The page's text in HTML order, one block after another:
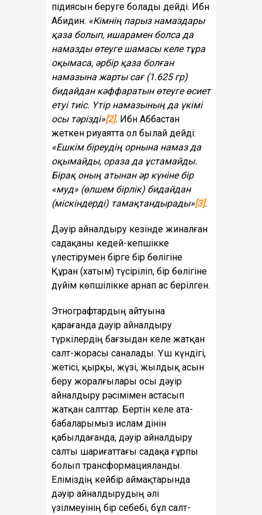
підиясын беруге болады дейді. Ибн
Абидин: «Кімнің парыз намаздары
қаза болып, ишарамен болса да
намазды өтеуге шамасы келе тұра
оқымаса, әрбір қаза болған
намазына жарты сағ (1.625 гр)
бидайдан кәффаратын өтеуге өсиет
етуі тиіс. Үтір намазының да үкімі
осы тәрізді»[2]. Ибн Аббастан
жеткен риуаятта ол былай дейді:
«Ешкім біреудің орнына намаз да
оқымайды, ораза да ұстамайды.
Бірақ оның атынан әр күніне бір
«муд» (өлшем бірлік) бидайдан
(міскіндерді) тамақтандырады»[3].
Дәуір айналдыру кезінде жиналған
садақаны кедей-кепшікке
үлестірумен бірге бір бөлігіне
Құран (хатым) түсіріліп, бір бөлігіне
дүйім көпшілікке арнап ас берілген.
Этнографтардың айтуына
қарағанда дәуір айналдыру
түркілердің бағзыдан келе жатқан
салт-жорасы саналады. Үш күндігі,
жетісі, қырқы, жүзі, жылдық асын
беру жоралғылары осы дәуір
айналдыру рәсімімен астасып
жатқан салттар. Бертін келе ата-
бабаларымыз ислам дінін
қабылдағанда, дәуір айналдыру
салты шариғаттағы садақа ғұрпы
болып трансформацияланды.
Еліміздің кейбір аймақтарында
дәуір айналдырудың әлі
үзілмеуінің бір себебі, бұл салт-